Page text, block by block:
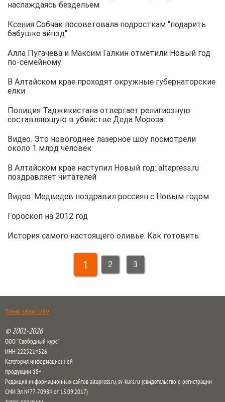
наслаждаясь бездельем
Ксения Собчак посоветовала подросткам "подарить
бабушке айпэд"
Алла Пугачева и Максим Галкин отметили Новый год
по-семейному
В Алтайском крае проходят окружные губернаторские
елки
Полиция Таджикистана отвергает религиозную
составляющую в убийстве Деда Мороза
Видео. Это новогоднее лазерное шоу посмотрели
около 1 млрд человек
В Алтайском крае наступил Новый год: altapress.ru
поздравляет читателей
Видео. Медведев поздравил россиян с Новым годом
Гороскоп на 2012 год
История самого настоящего оливье. Как готовить
1 2 3
Полная версия сайта
© 2001-2026
ООО “Свободный курс”
ИНН 2225214326
Категория информационной
продукции 18+
Редакция информационных сайтов altapress.ru, sv-kurs.ru (свидетельство о регистрации
СМИ Эл №77-70984 от 13.09.2017)